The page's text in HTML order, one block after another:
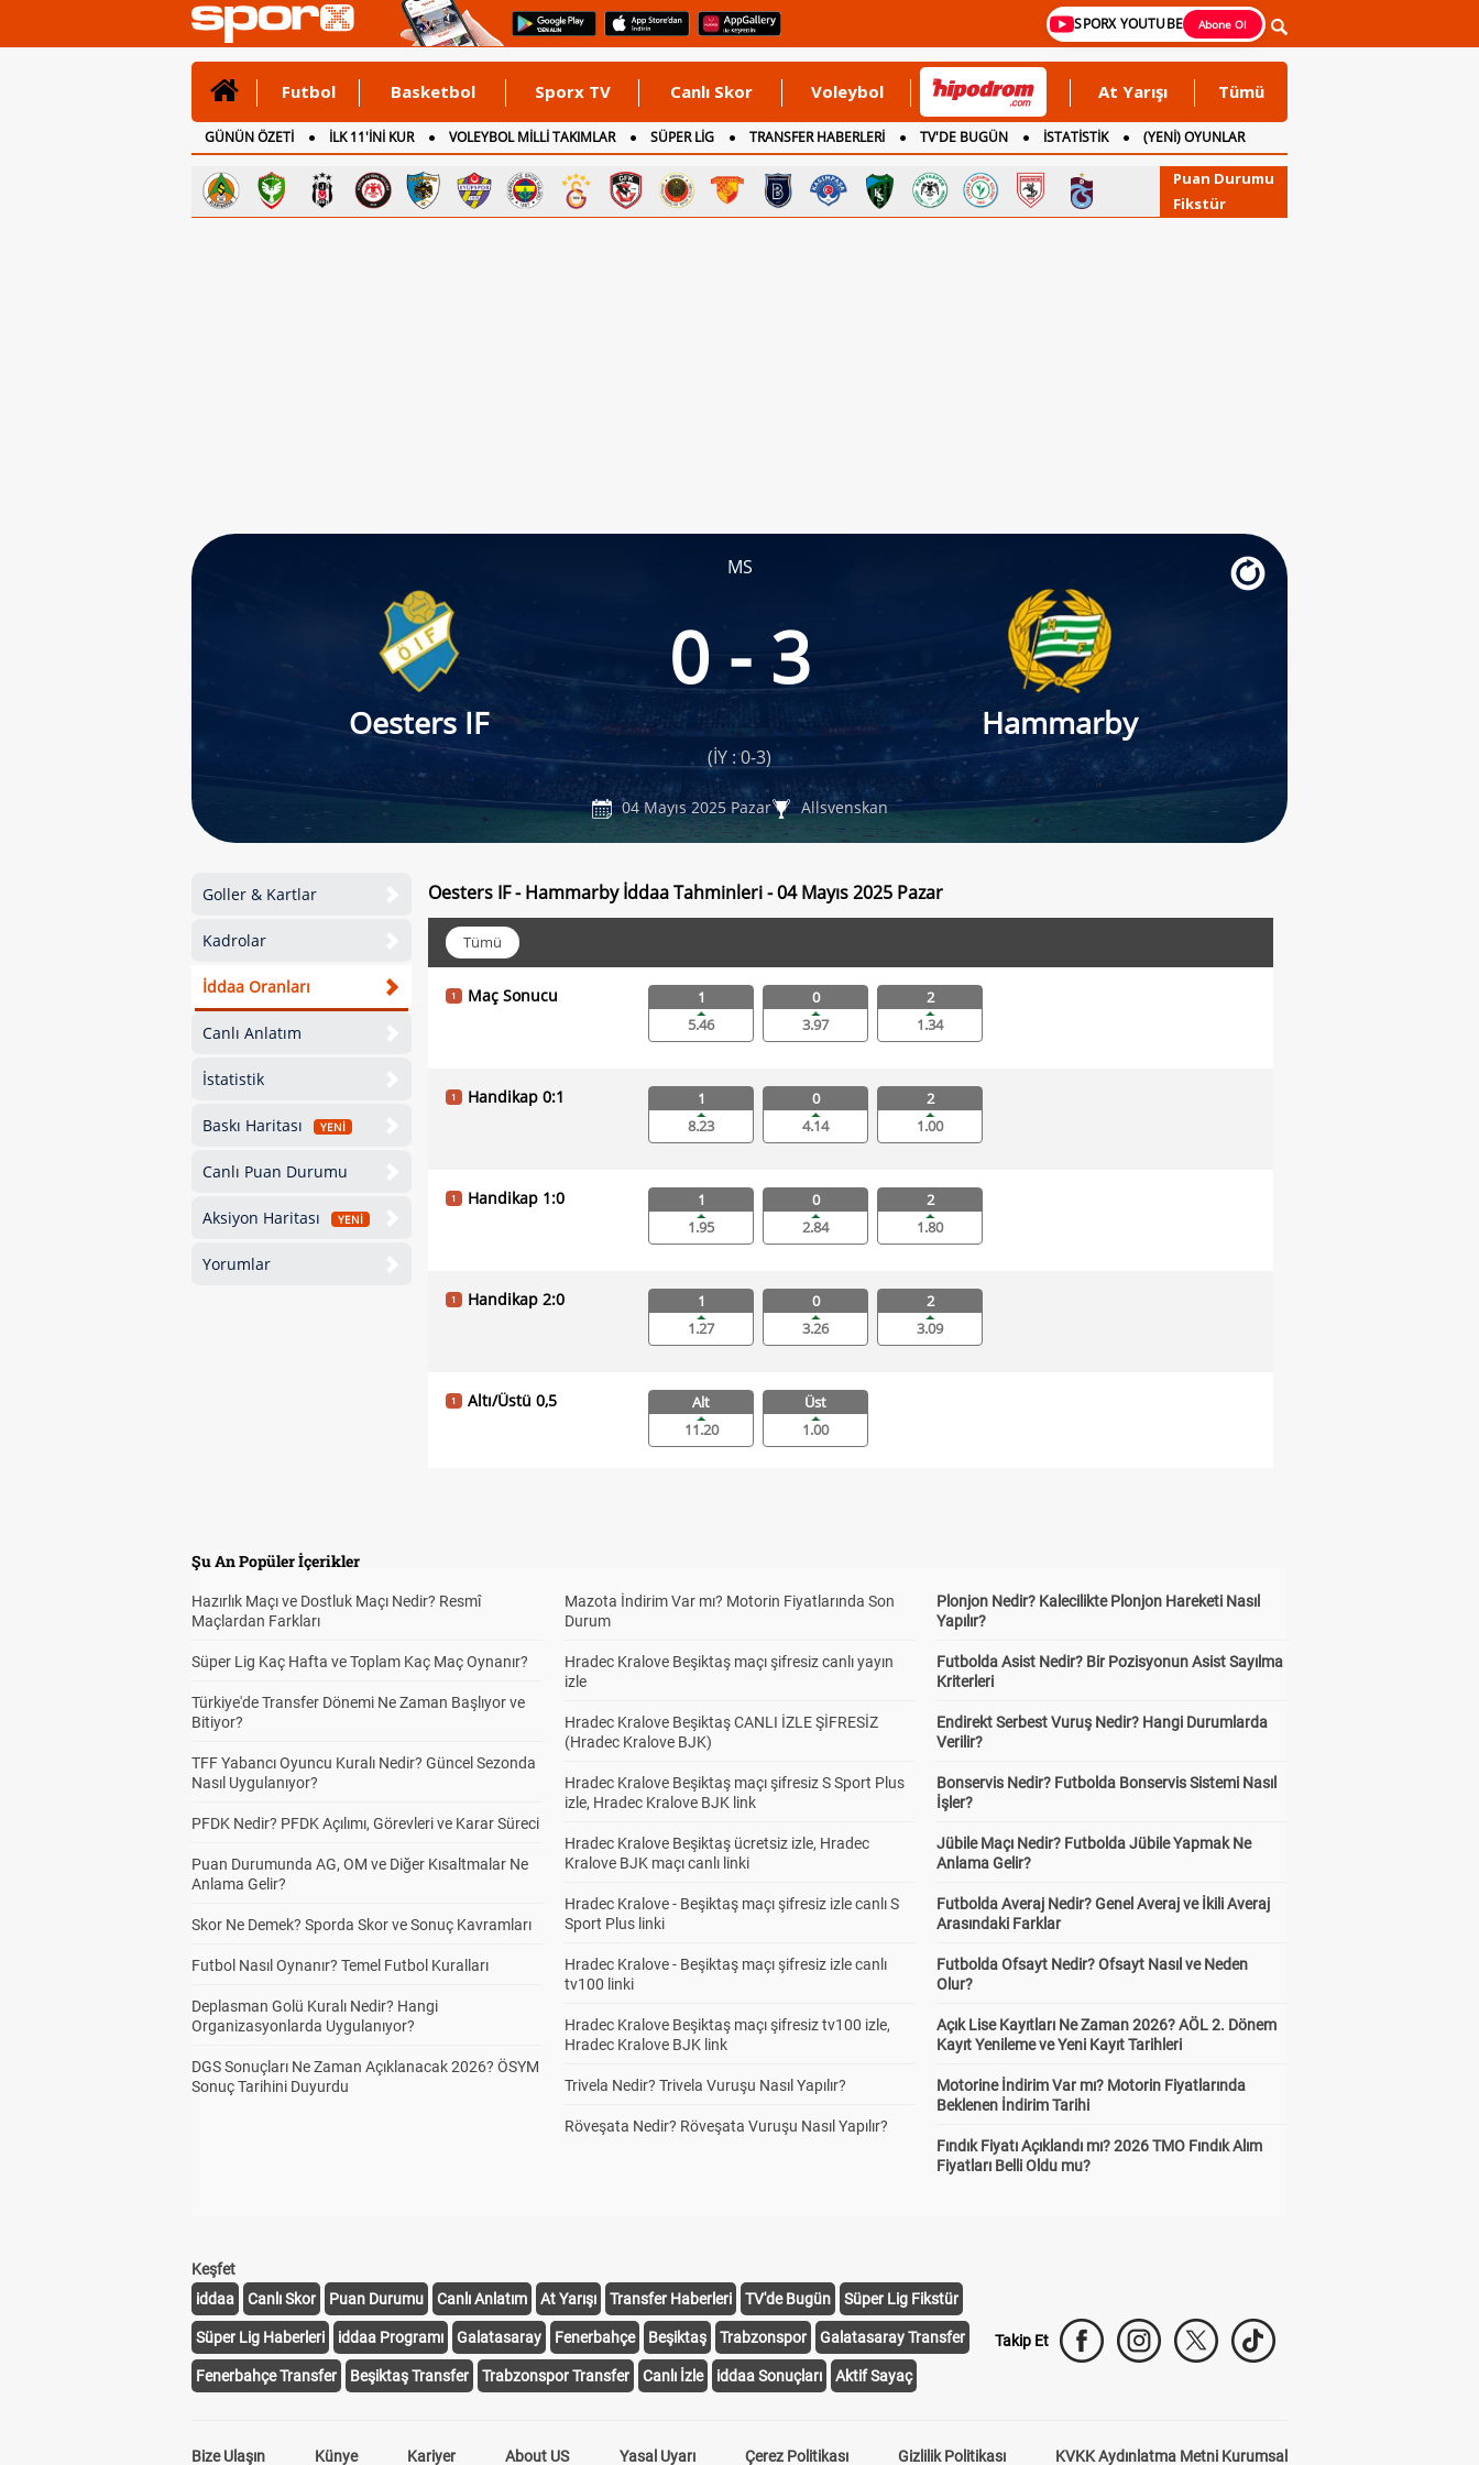
SPORX YOUTUBE Abone Ol
Futbol Basketbol Sporx TV Canlı Skor Voleybol At Yarışı Tümü
GÜNÜN ÖZETİ İLK 11'İNİ KUR VOLEYBOL MİLLİ TAKIMLAR SÜPER LİG TRANSFER HABERLERİ TV'DE BUGÜN İSTATİSTİK
(YENİ) OYUNLAR
CANLI ANLATIM
İNGİLTERE
Puan Durumu
Fikstür
MS
Oesters IF
0 - 3
Hammarby
(İY : 0-3)
04 Mayıs 2025 Pazar Allsvenskan
Goller & Kartlar
Kadrolar
İddaa Oranları
Canlı Anlatım
İstatistik
Baskı Haritası YENİ
Canlı Puan Durumu
Aksiyon Haritası YENİ
Yorumlar
Oesters IF - Hammarby İddaa Tahminleri - 04 Mayıs 2025 Pazar
Tümü
1 Maç Sonucu
1
5.46
0
3.97
2
1.34
1 Handikap 0:1
1
8.23
0
4.14
2
1.00
1 Handikap 1:0
1
1.95
0
2.84
2
1.80
1 Handikap 2:0
1
1.27
0
3.26
2
3.09
1 Altı/Üstü 0,5
Alt
11.20
Üst
1.00
1 Altı/Üstü 2,5
Alt
Üst
1 Altı/Üstü 3,5
1.31
2.38
Alt
1.05
4.36
Hangi Takım Kaç Farkla
Kazanır
Ev 3+
Ev 2
Ev 1
6.11
Dep 1
2.80
Dep 2
Dep 3+
0
1 İkinci Yarı Sonucu
1.67
4-5 gol
6+ gol
10,5
Alt
1.66
Üst
1.66
1
Korner Sayısı Altı/Üstü
11,5
Alt
Üst
Şu An Popüler İçerikler
Hazırlık Maçı ve Dostluk Maçı Nedir? Resmî
Maçlardan Farkları
Süper Lig Kaç Hafta ve Toplam Kaç Maç Oynanır?
Türkiye'de Transfer Dönemi Ne Zaman Başlıyor ve
Bitiyor?
TFF Yabancı Oyuncu Kuralı Nedir? Güncel Sezonda
Nasıl Uygulanıyor?
PFDK Nedir? PFDK Açılımı, Görevleri ve Karar Süreci
Puan Durumunda AG, OM ve Diğer Kısaltmalar Ne
Anlama Gelir?
Skor Ne Demek? Sporda Skor ve Sonuç Kavramları
Futbol Nasıl Oynanır? Temel Futbol Kuralları
Deplasman Golü Kuralı Nedir? Hangi
Organizasyonlarda Uygulanıyor?
DGS Sonuçları Ne Zaman Açıklanacak 2026? ÖSYM
Sonuç Tarihini Duyurdu
Mazota İndirim Var mı? Motorin Fiyatlarında Son
Durum
Hradec Kralove Beşiktaş maçı şifresiz canlı yayın
izle
Hradec Kralove Beşiktaş CANLI İZLE ŞİFRESİZ
(Hradec Kralove BJK)
Hradec Kralove Beşiktaş maçı şifresiz S Sport Plus
izle, Hradec Kralove BJK link
Hradec Kralove Beşiktaş ücretsiz izle, Hradec
Kralove BJK maçı canlı linki
Hradec Kralove - Beşiktaş maçı şifresiz izle canlı S
Sport Plus linki
Hradec Kralove - Beşiktaş maçı şifresiz izle canlı
tv100 linki
Hradec Kralove Beşiktaş maçı şifresiz tv100 izle,
Hradec Kralove BJK link
Trivela Nedir? Trivela Vuruşu Nasıl Yapılır?
Röveşata Nedir? Röveşata Vuruşu Nasıl Yapılır?
Plonjon Nedir? Kalecilikte Plonjon Hareketi Nasıl
Yapılır?
Futbolda Asist Nedir? Bir Pozisyonun Asist Sayılma
Kriterleri
Endirekt Serbest Vuruş Nedir? Hangi Durumlarda
Verilir?
Bonservis Nedir? Futbolda Bonservis Sistemi Nasıl
İşler?
Jübile Maçı Nedir? Futbolda Jübile Yapmak Ne
Anlama Gelir?
Futbolda Averaj Nedir? Genel Averaj ve İkili Averaj
Arasındaki Farklar
Futbolda Ofsayt Nedir? Ofsayt Nasıl ve Neden
Olur?
Açık Lise Kayıtları Ne Zaman 2026? AÖL 2. Dönem
Kayıt Yenileme ve Yeni Kayıt Tarihleri
Motorine İndirim Var mı? Motorin Fiyatlarında
Beklenen İndirim Tarihi
Fındık Fiyatı Açıklandı mı? 2026 TMO Fındık Alım
Fiyatları Belli Oldu mu?
Keşfet
iddaa
Canlı Skor Puan Durumu Canlı Anlatım At Yarışı Transfer Haberleri TV'de Bugün Süper Lig Fikstür
Süper Lig Haberleri iddaa Programı Galatasaray Fenerbahçe Beşiktaş Trabzonspor Galatasaray Transfer
Fenerbahçe Transfer Beşiktaş Transfer Trabzonspor Transfer Canlı İzle iddaa Sonuçları Aktif Sayaç
Takip Et
Bize Ulaşın Künye Kariyer About US Yasal Uyarı Çerez Politikası Gizlilik Politikası KVKK Aydınlatma Metni Kurumsal